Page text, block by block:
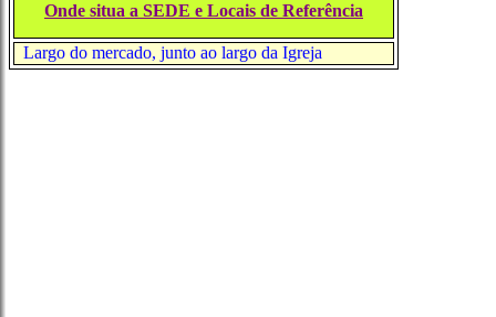
Onde situa a SEDE e Locais de Referência
Largo do mercado, junto ao largo da Igreja